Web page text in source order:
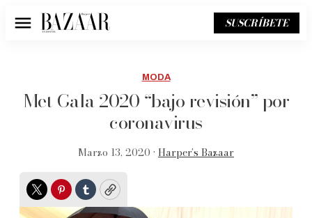
Menú SUSCRÍBETE
MODA
Met Gala 2020 “bajo revisión” por
coronavirus
Marzo 13, 2020 • Harper’s Bazaar
TwitterPinterest
TumblrCopy